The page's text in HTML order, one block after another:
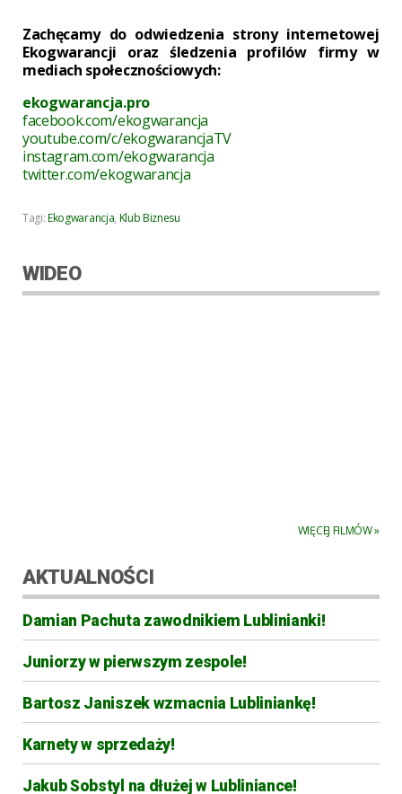
Zachęcamy do odwiedzenia strony internetowej
Ekogwarancji oraz śledzenia profilów firmy w
mediach społecznościowych:
ekogwarancja.pro
facebook.com/ekogwarancja
youtube.com/c/ekogwarancjaTV
instagram.com/ekogwarancja
twitter.com/ekogwarancja
Tagi:Ekogwarancja, Klub Biznesu
WIDEO
WIĘCEJ FILMÓW »
AKTUALNOŚCI
Damian Pachuta zawodnikiem Lublinianki!
Juniorzy w pierwszym zespole!
Bartosz Janiszek wzmacnia Lubliniankę!
Karnety w sprzedaży!
Jakub Sobstyl na dłużej w Lubliniance!